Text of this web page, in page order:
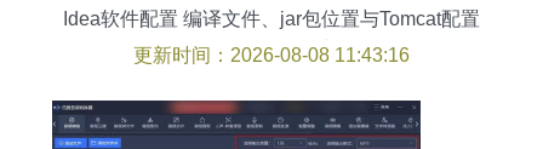
Idea软件配置 编译文件、jar包位置与Tomcat配置
教程（硬件研发适用）
更新时间：2026-08-08 11:43:16